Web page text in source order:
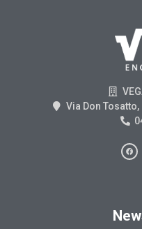
Via Don